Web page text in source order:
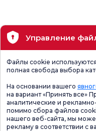
Управление
Файлы cookie
полная свобода выбора
На основании вашего
на вариант «Принять все»
аналитические и
помимо сбора файлов
нашего веб-сайта, мы
рекламу в соответствии с